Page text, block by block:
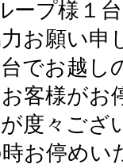
ープ様１
お願い申
でお越し
客様がお
度々ござ
お停めい